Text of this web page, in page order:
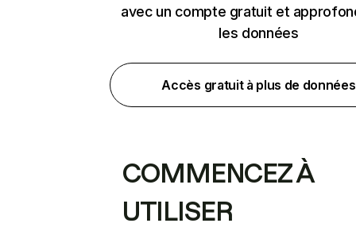
avec un compte gratuit et
les données
Accès gratuit à plus de données
COMMENCEZ À
UTILISER